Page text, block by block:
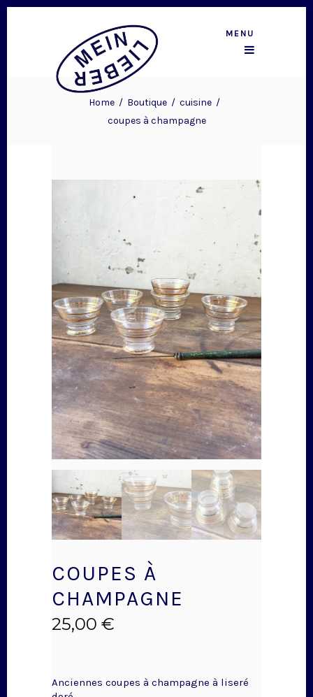
MENU
Home / Boutique / cuisine /
coupes à champagne
COUPES À
CHAMPAGNE
25,00 €
Anciennes coupes à champagne à liseré